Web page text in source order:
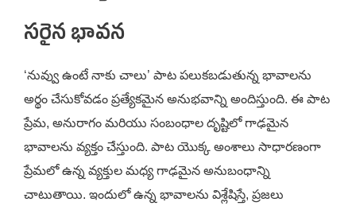
సరైన భావన
‘నువ్వు ఉంటే నాకు చాలు’ పాట పలుకబడుతున్న భావాలను
అర్థం చేసుకోవడం ప్రత్యేకమైన అనుభవాన్ని అందిస్తుంది. ఈ పాట
ప్రేమ, అనురాగం మరియు సంబంధాల దృష్టిలో గాఢమైన
భావాలను వ్యక్తం చేస్తుంది. పాట యొక్క అంశాలు సాధారణంగా
ప్రేమలో ఉన్న వ్యక్తుల మధ్య గాఢమైన అనుబంధాన్ని
చాటుతాయి. ఇందులో ఉన్న భావాల‌ను విశ్లేషిస్తే, ప్రజలు